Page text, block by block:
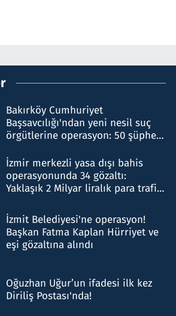
Bakırköy Cumhuriyet
Başsavcılığı'ndan yeni nesil suç
örgütlerine operasyon: 50 şüpheli
İzmir merkezli yasa dışı bahis
operasyonunda 34 gözaltı:
Yaklaşık 2 Milyar liralık para trafiği
İzmit Belediyesi'ne operasyon!
Başkan Fatma Kaplan Hürriyet ve
eşi gözaltına alındı
Oğuzhan Uğur’un ifadesi ilk kez
Diriliş Postası'nda!